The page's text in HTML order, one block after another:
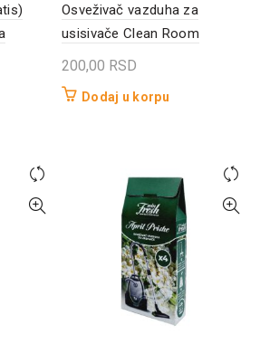
Osveživač vazduha za
usisivače Clean Room
200,00 RSD
Dodaj u korpu